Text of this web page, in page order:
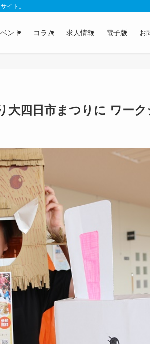
イト。
ント コラム 求人情報 電子版 お
大四日市まつりに ワ